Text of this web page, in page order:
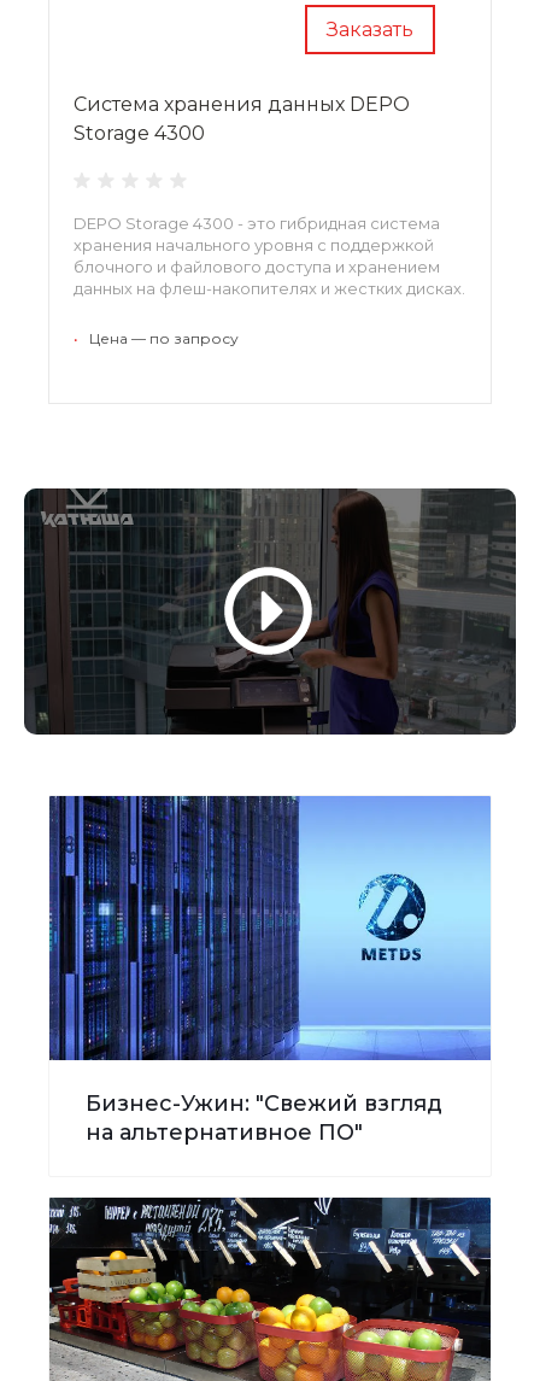
Заказать
Система хранения данных DEPO
Storage 4300
DEPO Storage 4300 - это гибридная система
хранения начального уровня с поддержкой
блочного и файлового доступа и хранением
данных на флеш-накопителях и жестких дисках.
• Цена — по запросу
Бизнес-Ужин: "Свежий взгляд
на альтернативное ПО"